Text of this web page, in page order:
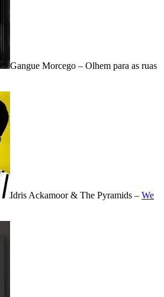
Gangue Morcego – Olhem para as ruas
Idris Ackamoor & The Pyramids – We